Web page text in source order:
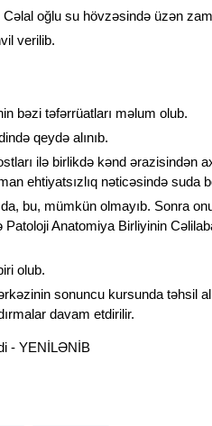
oğlu su hövzəsində üzən
verilib.
bəzi təfərrüatları məlum olub.
qeydə alınıb.
ilə birlikdə kənd ərazisindən
ehtiyatsızlıq nəticəsində suda
bu, mümkün olmayıb. Sonra
Anatomiya Birliyinin
olub.
sonuncu kursunda təhsil
davam etdirilir.